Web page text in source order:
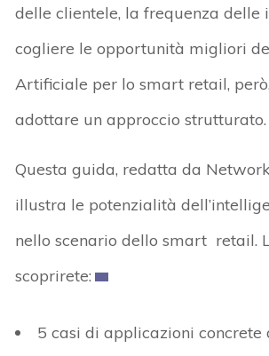
delle clientele, la frequenza delle
cogliere le opportunità migliori
Artificiale per lo smart retail,
adottare un approccio strutturato.
Questa guida, redatta da
illustra le potenzialità
nello scenario dello smart retail.
scoprirete:
5 casi di applicazioni concrete